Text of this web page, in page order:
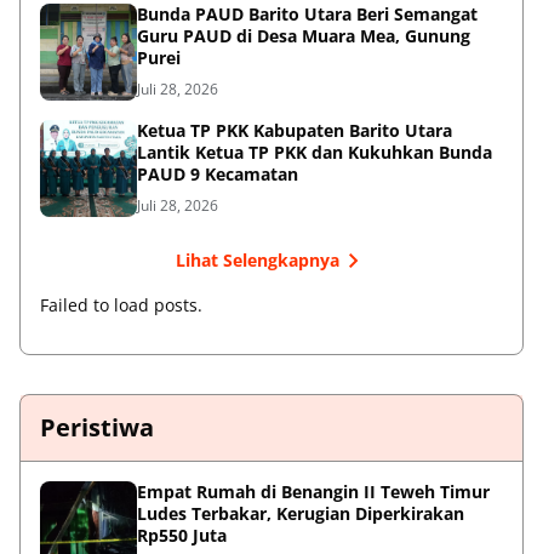
Bunda PAUD Barito Utara Beri Semangat
Guru PAUD di Desa Muara Mea, Gunung
Purei
Juli 28, 2026
Ketua TP PKK Kabupaten Barito Utara
Lantik Ketua TP PKK dan Kukuhkan Bunda
PAUD 9 Kecamatan
Juli 28, 2026
Lihat Selengkapnya
Failed to load posts.
Peristiwa
Empat Rumah di Benangin II Teweh Timur
Ludes Terbakar, Kerugian Diperkirakan
Rp550 Juta